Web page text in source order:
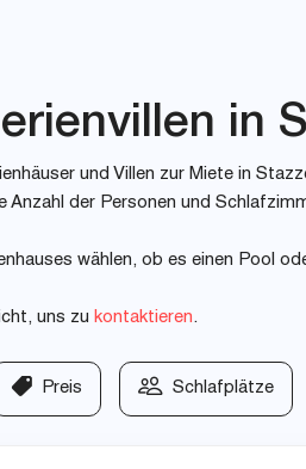
in
und Villen zur Miete in
der Personen und
wählen, ob es einen Pool
uns zu kontaktieren.
Preis Schlafplätze